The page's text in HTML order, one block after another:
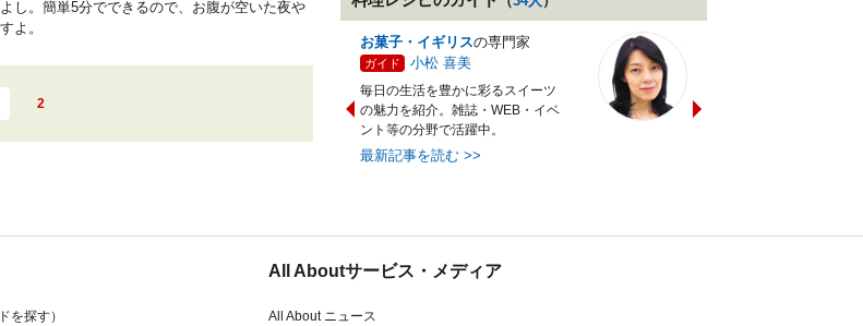
し。簡単5分でできるので、お腹が空いた夜や
よ。
2
お菓子・イギリスの専門家
ガイド 小松 喜美
毎日の生活を豊かに彩るスイーツ
の魅力を紹介。雑誌・WEB・イベ
ント等の分野で活躍中。
最新記事を読む >>
ターの資格を活かし老舗料亭
を探す）
All Aboutサービス・メディア
All About ニュース